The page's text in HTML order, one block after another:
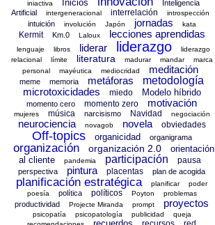
iniactiva
Inicios
Inteligencia
Artificial
intergeneracional interrelación introspección
intuición involución Japón jornadas kata
Kermit Km.0 Laloux lecciones aprendidas
lenguaje libros liderar liderazgo
liderazgo
relacional
límite literatura madurar mandar
marca
personal
mayéutica mediocridad meditación
meme memoria metáforas
metodología
microtoxicidades
miedo Modelo híbrido
momento cero momento zero motivación
mujeres música narcisismo Navidad negociación
neurociencia novagob novela obviedades
Off-topics organicidad organigrama
organización organización 2.0
orientación
al cliente
pandemia participación pausa
perspectiva pintura placentas plan de acogida
planificación estratégica planificar
poder
poesía
política políticos Poyton problemas
productividad Projecte Miranda prompt proyectos
psicopatía psicopatología publicidad
queja